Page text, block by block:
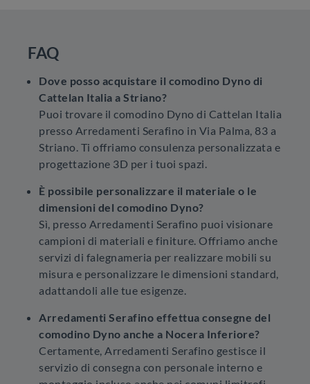
FAQ
Dove posso acquistare il comodino Dyno di
Cattelan Italia a Striano?
Puoi trovare il comodino Dyno di Cattelan Italia
presso Arredamenti Serafino in Via Palma, 83 a
Striano. Ti offriamo consulenza personalizzata e
progettazione 3D per i tuoi spazi.
È possibile personalizzare il materiale o le
dimensioni del comodino Dyno?
Sì, presso Arredamenti Serafino puoi visionare
campioni di materiali e finiture. Offriamo anche
servizi di falegnameria per realizzare mobili su
misura e personalizzare le dimensioni standard,
adattandoli alle tue esigenze.
Arredamenti Serafino effettua consegne del
comodino Dyno anche a Nocera Inferiore?
Certamente, Arredamenti Serafino gestisce il
servizio di consegna con personale interno e